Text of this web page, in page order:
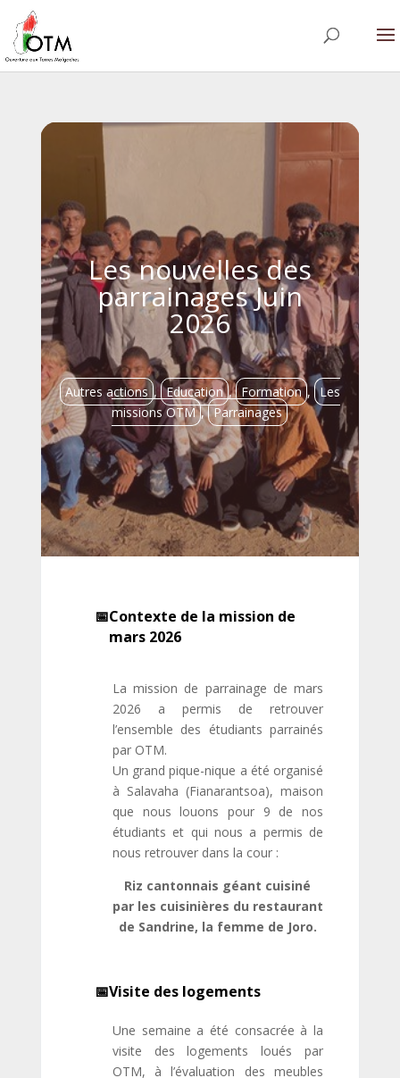
Les nouvelles des
parrainages Juin
2026
Autres actions , Education , Formation , Les
missions OTM , Parrainages
Contexte de la mission de
mars 2026
La mission de parrainage de mars
2026 a permis de retrouver
l’ensemble des étudiants parrainés
par OTM.
Un grand pique-nique a été organisé
à Salavaha (Fianarantsoa), maison
que nous louons pour 9 de nos
étudiants et qui nous a permis de
nous retrouver dans la cour :
Riz cantonnais géant cuisiné
par les cuisinières du restaurant
de Sandrine, la femme de Joro.
Visite des logements
Une semaine a été consacrée à la
visite des logements loués par
OTM, à l’évaluation des meubles